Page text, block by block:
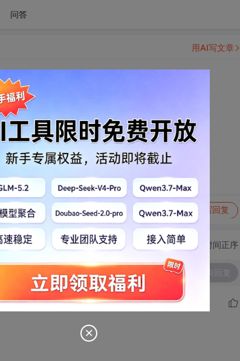
问答
x与零值的比较语句if是什么
动态 举报 写回复
用AI写文章
切换为时间正序